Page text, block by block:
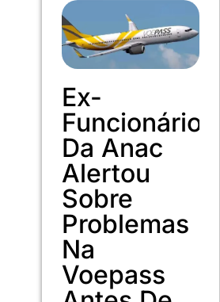
Ex-
Funcionário
Da Anac
Alertou
Sobre
Problemas
Na
Voepass